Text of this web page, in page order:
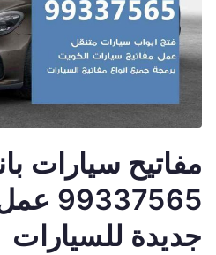
مفاتيح سيارات
جديدة للسيارات